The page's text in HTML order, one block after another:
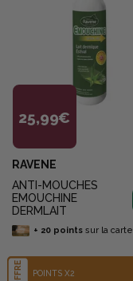
25,99€
RAVENE
ANTI-MOUCHES
EMOUCHINE
DERMLAIT
+ 20pointssur la carte
OFFRE POINTS X2